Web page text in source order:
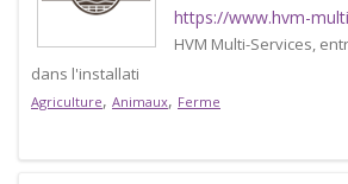
https://www.hvm-
HVM Multi-Services,
dans l'installati
Agriculture, Animaux, Ferme